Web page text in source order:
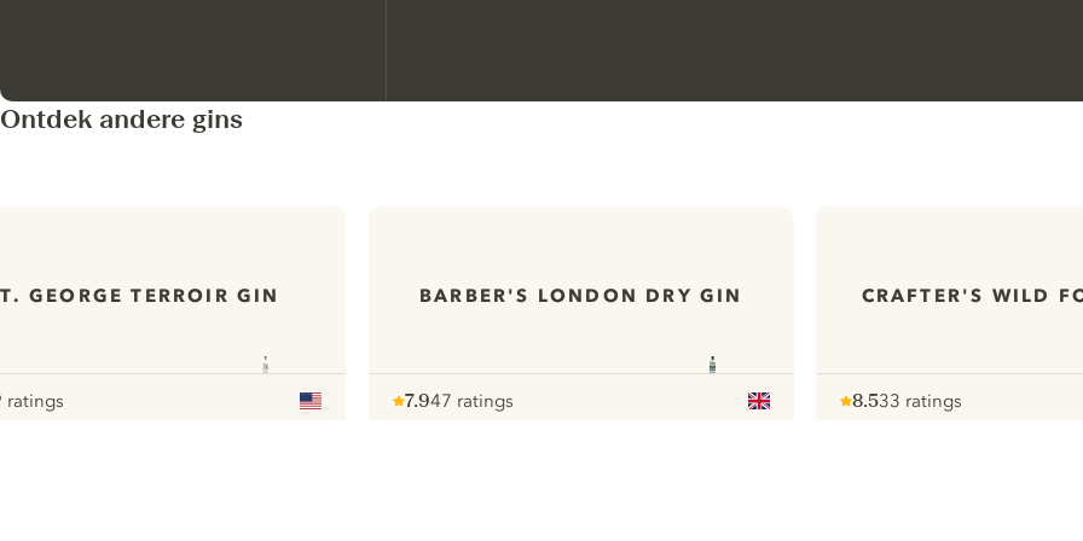
Ontdek andere gins
GEORGE TERROIR GIN
ratings
BARBER'S LONDON DRY GIN
7.947 ratings
CRAFTER'S WILD
8.533 ratings